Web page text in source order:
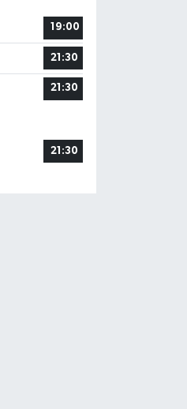
19:00
21:30
21:30
21:30